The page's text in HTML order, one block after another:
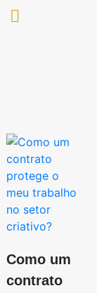
Como um
contrato